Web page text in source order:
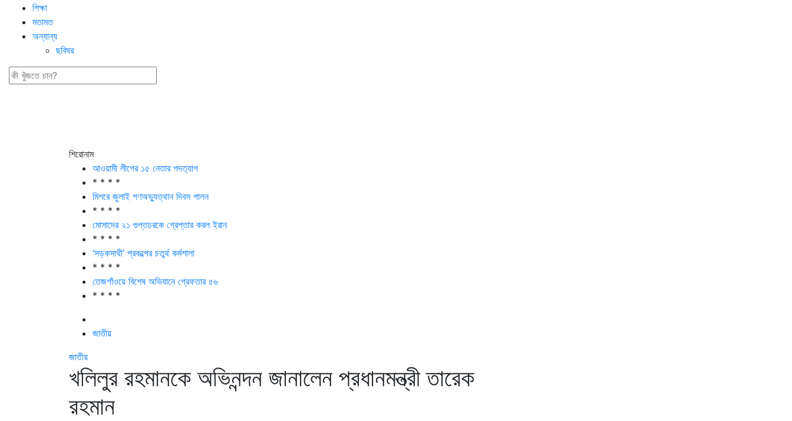
শিক্ষা
মতামত
অন্যান্য
ছবিঘর
শিরোনাম
আওয়ামী লীগের ১৫ নেতার পদত্যাগ
* * * *
মিশরে জুলাই গণঅভ্যুত্থান দিবস পালন
* * * *
মোসাদের ২১ গুপ্তচরকে গ্রেপ্তার করল ইরান
* * * *
‘সড়কসাথী’ প্রকল্পের চতুর্থ কর্মশালা
* * * *
তেজগাঁওয়ে বিশেষ অভিযানে গ্রেফতার ৫৬
* * * *
জাতীয়
জাতীয়
খলিলুর রহমানকে অভিনন্দন জানালেন প্রধানমন্ত্রী তারেক
রহমান